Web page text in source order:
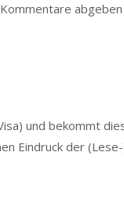
und bekommt
Eindruck der